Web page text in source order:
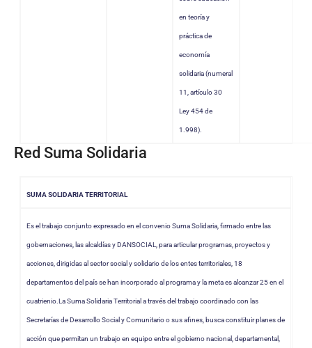
en teoría y
práctica de
economía
solidaria (numeral
11, artículo 30
Ley 454 de
1.998).
Red Suma Solidaria
SUMA SOLIDARIA TERRITORIAL
Es el trabajo conjunto expresado en el convenio Suma Solidaria, firmado entre las
gobernaciones, las alcaldías y DANSOCIAL, para articular programas, proyectos y
acciones, dirigidas al sector social y solidario de los entes territoriales, 18
departamentos del país se han incorporado al programa y la meta es alcanzar 25 en el
cuatrienio.La Suma Solidaria Territorial a través del trabajo coordinado con las
Secretarías de Desarrollo Social y Comunitario o sus afines, busca constituir planes de
acción que permitan un trabajo en equipo entre el gobierno nacional, departamental,